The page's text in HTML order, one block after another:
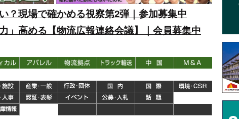
？現場で確かめる視察第2弾｜参加募集中
」高める【物流広報連絡会議】｜会員募集中